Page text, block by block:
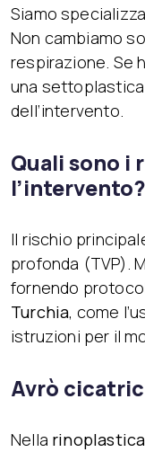
Siamo
Non cambiamo
respirazione. Se
una
dell’intervento.
Quali sono i
l’intervento?
Il rischio
profonda (TVP).
fornendo
Turchia, come
istruzioni per il
Avrò
Nella